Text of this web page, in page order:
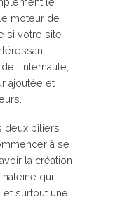
moteur de
si votre site
l’internaute,
ajoutée et
deux piliers
à se
la création
qui
surtout une